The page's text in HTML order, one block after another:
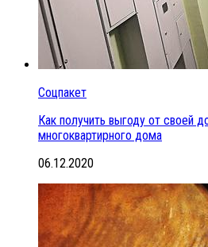
Соцпакет
Как получить выгоду от своей
многоквартирного дома
06.12.2020